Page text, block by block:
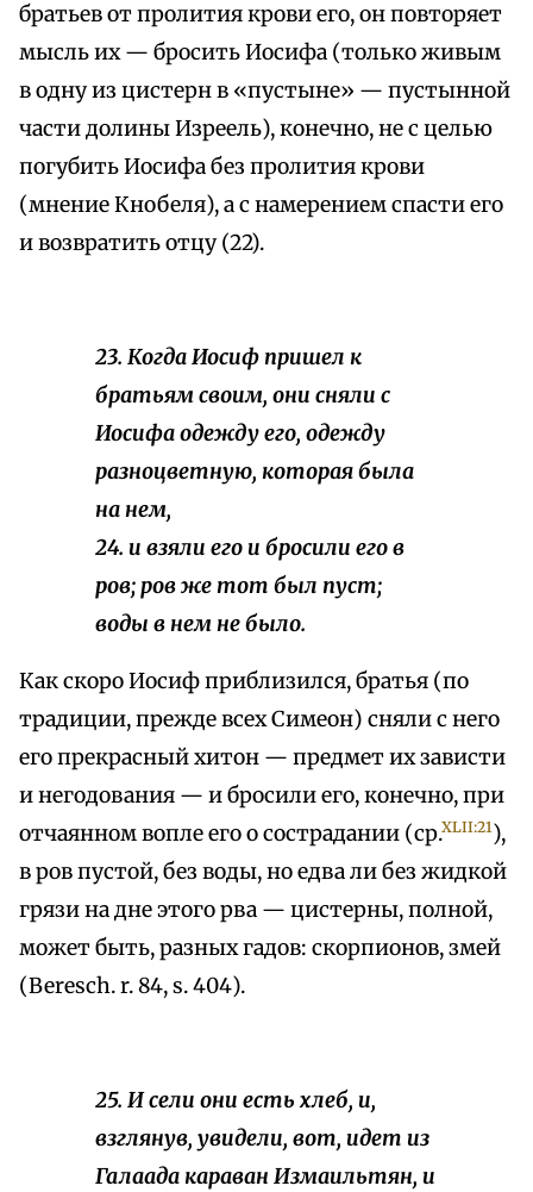
братьев от пролития крови его, он повторяет
мысль их — бросить Иосифа (только живым
в одну из цистерн в «пустыне» — пустынной
части долины Изреель), конечно, не с целью
погубить Иосифа без пролития крови
(мнение Кнобеля), а с намерением спасти его
и возвратить отцу (22).
23. Когда Иосиф пришел к
братьям своим, они сняли с
Иосифа одежду его, одежду
разноцветную, которая была
на нем,
24. и взяли его и бросили его в
ров; ров же тот был пуст;
воды в нем не было.
Как скоро Иосиф приблизился, братья (по
традиции, прежде всех Симеон) сняли с него
его прекрасный хитон — предмет их зависти
и негодования — и бросили его, конечно, при
отчаянном вопле его о сострадании (ср.XLII:21),
в ров пустой, без воды, но едва ли без жидкой
грязи на дне этого рва — цистерны, полной,
может быть, разных гадов: скорпионов, змей
(Beresch. r. 84, s. 404).
25. И сели они есть хлеб, и,
взглянув, увидели, вот, идет из
Галаада караван Измаильтян, и